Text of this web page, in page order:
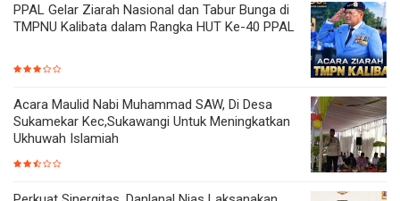
PPAL Gelar Ziarah Nasional dan Tabur Bunga di
TMPNU Kalibata dalam Rangka HUT Ke-40 PPAL
Acara Maulid Nabi Muhammad SAW, Di Desa
Sukamekar Kec,Sukawangi Untuk Meningkatkan
Ukhuwah Islamiah